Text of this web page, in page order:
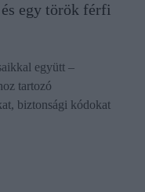
egy török férfi
együtt –
tartozó
biztonsági kódokat